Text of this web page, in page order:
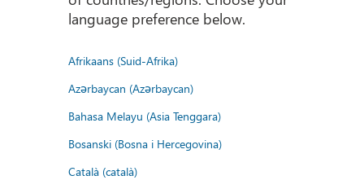
language preference below.
Afrikaans (Suid-Afrika)
Azərbaycan (Azərbaycan)
Bahasa Melayu (Asia Tenggara)
Bosanski (Bosna i Hercegovina)
Català (català)